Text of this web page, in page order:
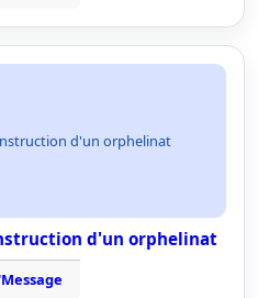
d'un orphelinat
d'un orphelinat